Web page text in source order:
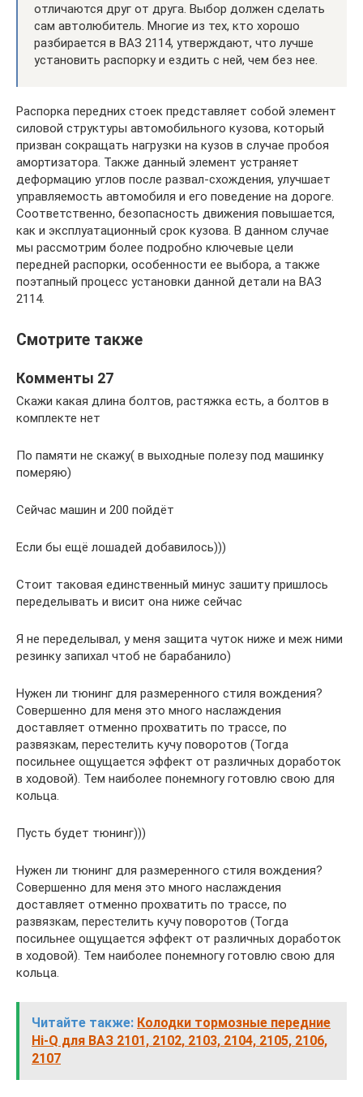
отличаются друг от друга. Выбор должен сделать
сам автолюбитель. Многие из тех, кто хорошо
разбирается в ВАЗ 2114, утверждают, что лучше
установить распорку и ездить с ней, чем без нее.
Распорка передних стоек представляет собой элемент
силовой структуры автомобильного кузова, который
призван сокращать нагрузки на кузов в случае пробоя
амортизатора. Также данный элемент устраняет
деформацию углов после развал-схождения, улучшает
управляемость автомобиля и его поведение на дороге.
Соответственно, безопасность движения повышается,
как и эксплуатационный срок кузова. В данном случае
мы рассмотрим более подробно ключевые цели
передней распорки, особенности ее выбора, а также
поэтапный процесс установки данной детали на ВАЗ
2114.
Смотрите также
Комменты 27
Скажи какая длина болтов, растяжка есть, а болтов в
комплекте нет
По памяти не скажу( в выходные полезу под машинку
померяю)
Сейчас машин и 200 пойдёт
Если бы ещё лошадей добавилось)))
Стоит таковая единственный минус зашиту пришлось
переделывать и висит она ниже сейчас
Я не переделывал, у меня защита чуток ниже и меж ними
резинку запихал чтоб не барабанило)
Нужен ли тюнинг для размеренного стиля вождения?
Совершенно для меня это много наслаждения
доставляет отменно прохватить по трассе, по
развязкам, перестелить кучу поворотов (Тогда
посильнее ощущается эффект от различных доработок
в ходовой). Тем наиболее понемногу готовлю свою для
кольца.
Пусть будет тюнинг)))
Нужен ли тюнинг для размеренного стиля вождения?
Совершенно для меня это много наслаждения
доставляет отменно прохватить по трассе, по
развязкам, перестелить кучу поворотов (Тогда
посильнее ощущается эффект от различных доработок
в ходовой). Тем наиболее понемногу готовлю свою для
кольца.
Читайте также: Колодки тормозные передние
Hi-Q для ВАЗ 2101, 2102, 2103, 2104, 2105, 2106,
2107